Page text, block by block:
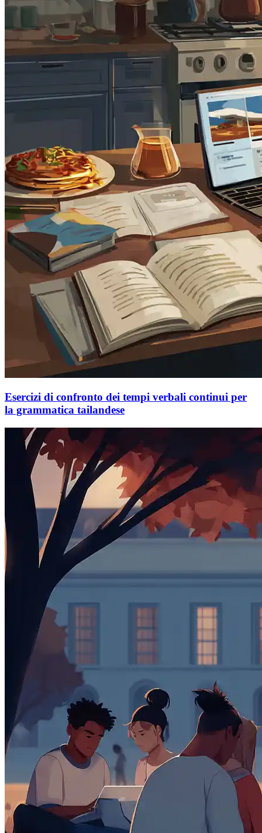
Esercizi di confronto dei tempi verbali continui per
la grammatica tailandese